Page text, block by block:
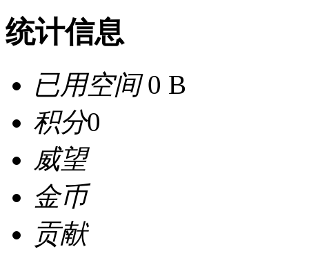
统计信息
已用空间0 B
积分0
威望
金币
贡献